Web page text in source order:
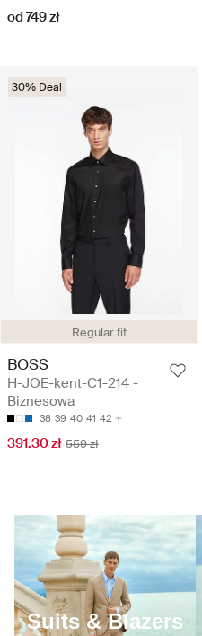
od 749 zł
Regular fit
30% Deal
BOSS
H-JOE-kent-C1-214 -
Biznesowa
38 39 40 41 42
391.30 zł 559 zł
Suits & Blazers